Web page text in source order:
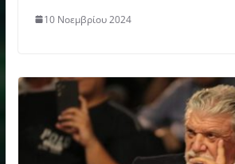
10 Νοεμβρίου 2024